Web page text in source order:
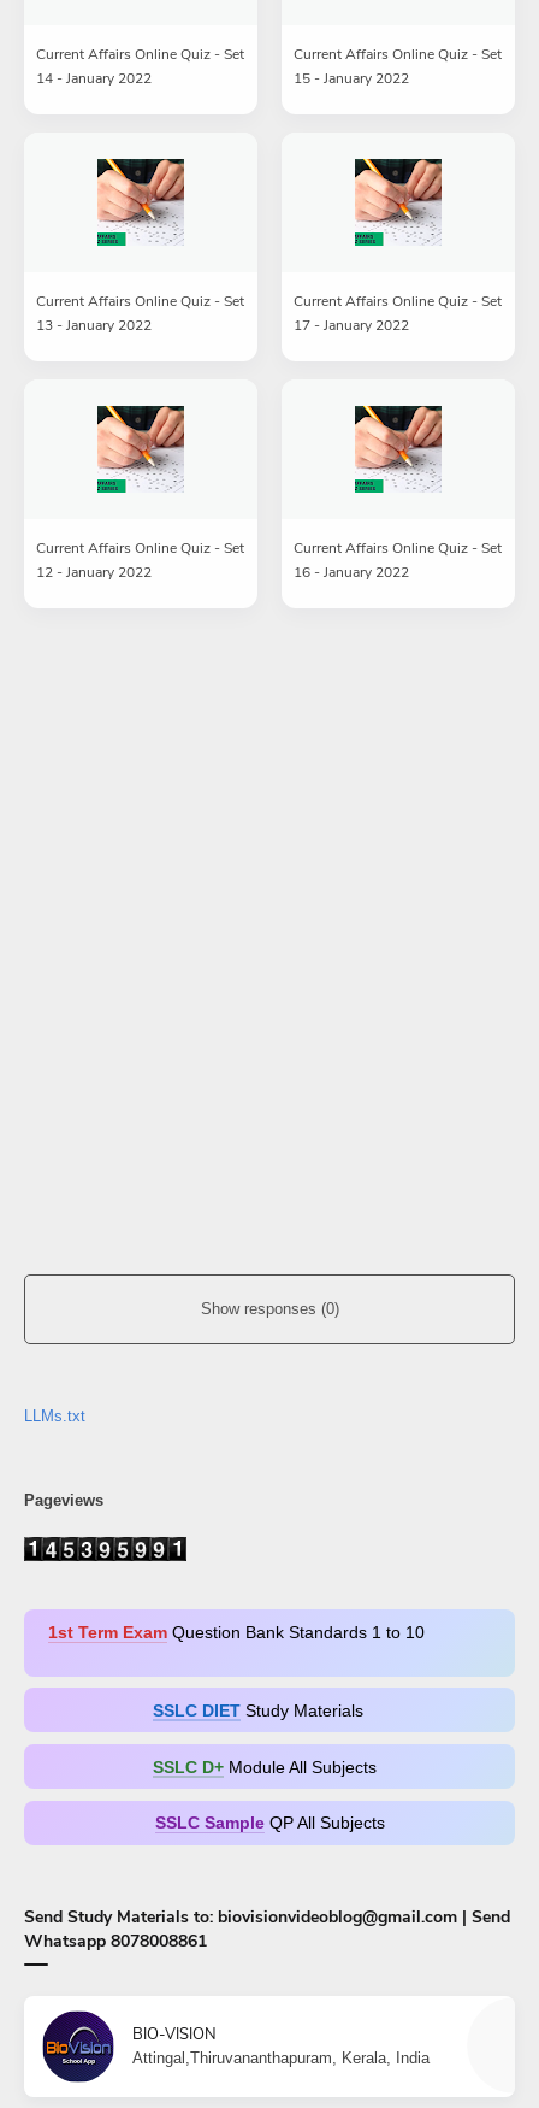
Current Affairs Online Quiz - Set
14 - January 2022
Current Affairs Online Quiz - Set
15 - January 2022
Current Affairs Online Quiz - Set
13 - January 2022
Current Affairs Online Quiz - Set
17 - January 2022
Current Affairs Online Quiz - Set
12 - January 2022
Current Affairs Online Quiz - Set
16 - January 2022
Show responses (0)
LLMs.txt
Pageviews
1st Term ExamQuestion Bank Standards 1 to 10
SSLC DIETStudy Materials
SSLC D+​ Module All Subjects
SSLC SampleQP All Subjects
Send Study Materials to: biovisionvideoblog@gmail.com | Send
Whatsapp 8078008861
BIO-VISION
Attingal,Thiruvananthapuram, Kerala, India